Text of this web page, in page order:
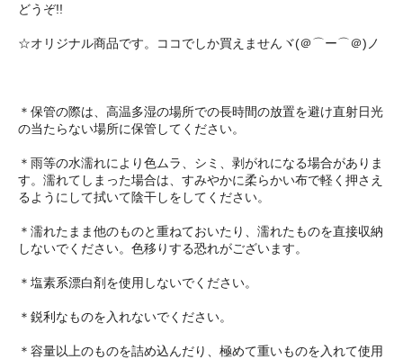
どうぞ!!
☆オリジナル商品です。ココでしか買えませんヾ(＠⌒ー⌒＠)ノ
＊保管の際は、高温多湿の場所での長時間の放置を避け直射日光
の当たらない場所に保管してください。
＊雨等の水濡れにより色ムラ、シミ、剥がれになる場合がありま
す。濡れてしまった場合は、すみやかに柔らかい布で軽く押さえ
るようにして拭いて陰干しをしてください。
＊濡れたまま他のものと重ねておいたり、濡れたものを直接収納
しないでください。色移りする恐れがございます。
＊塩素系漂白剤を使用しないでください。
＊鋭利なものを入れないでください。
＊容量以上のものを詰め込んだり、極めて重いものを入れて使用